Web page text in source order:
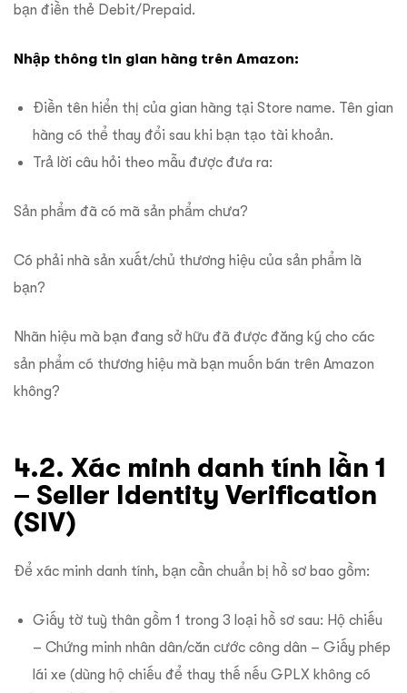
bạn điền thẻ Debit/Prepaid.
Nhập thông tin gian hàng trên Amazon:
Điền tên hiển thị của gian hàng tại Store name. Tên gian
hàng có thể thay đổi sau khi bạn tạo tài khoản.
Trả lời câu hỏi theo mẫu được đưa ra:
Sản phẩm đã có mã sản phẩm chưa?
Có phải nhà sản xuất/chủ thương hiệu của sản phẩm là
bạn?
Nhãn hiệu mà bạn đang sở hữu đã được đăng ký cho các
sản phẩm có thương hiệu mà bạn muốn bán trên Amazon
không?
4.2. Xác minh danh tính lần 1
– Seller Identity Verification
(SIV)
Để xác minh danh tính, bạn cần chuẩn bị hồ sơ bao gồm:
Giấy tờ tuỳ thân gồm 1 trong 3 loại hồ sơ sau: Hộ chiếu
– Chứng minh nhân dân/căn cước công dân – Giấy phép
lái xe (dùng hộ chiếu để thay thế nếu GPLX không có